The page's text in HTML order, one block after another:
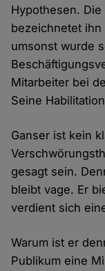
Hypothesen.
bezeichnetet
umsonst wurde
Mitarbeiter bei
Seine
Ganser ist kein
gesagt sein.
bleibt vage. Er
verdient sich
Warum ist er
Publikum eine